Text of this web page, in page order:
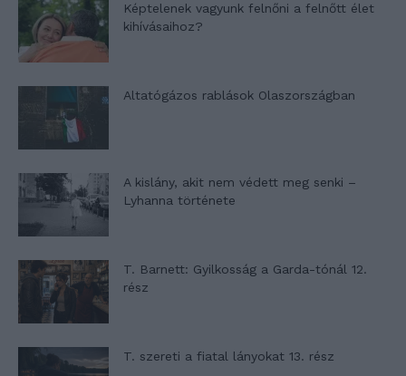
Képtelenek vagyunk felnőni a felnőtt élet
kihívásaihoz?
Altatógázos rablások Olaszországban
A kislány, akit nem védett meg senki –
Lyhanna története
T. Barnett: Gyilkosság a Garda-tónál 12.
rész
T. szereti a fiatal lányokat 13. rész